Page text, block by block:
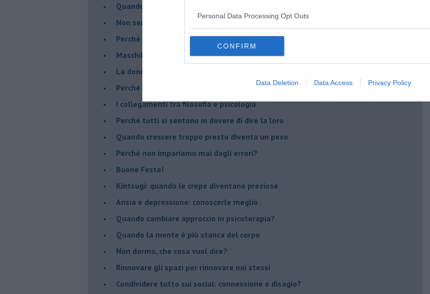
Personal Data Processing Opt Outs
CONFIRM
Data Deletion Data Access Privacy Policy
​Quando la rigidità del terapeuta è fondamentale
​Non sei indietro, stai seguendo il tuo tempo
​Perché abbiamo bisogno di Sanremo?
​Maschilismo inconsapevole
​La donna può scegliere di non essere madre!
​Perché abbiamo così bisogno di supereroi?
​I collegamenti tra filosofia e psicologia
​Perché tutti si sentono in dovere di dire la loro
​Quando crescere troppo presto diventa un peso
​Perché non impariamo mai dagli errori?
​Buone Feste!
​Kintsugi: quando le crepe diventano preziose
Ansia e depressione: conoscerle meglio
Quando cambiare approccio in psicoterapia?
​Quando la mente è più stanca del corpo
Non dormo, che cosa vuol dire?
​Rinnovare gli spazi per rinnovare noi stessi
​Condividere tutto sui social: connessione o disagio?